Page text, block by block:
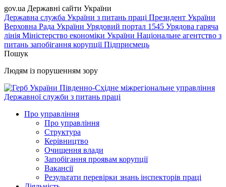
gov.ua Державні сайти України
Державна служба України з питань праці Президент України
Верховна Рада України Урядовий портал 1545 Урядова гаряча
лінія Міністерство економіки України Національне агентство з
питань запобігання корупціїПідприємець
Пошук
Людям із порушенням зору
Південно-Східне міжрегіональне управління
Державної служби з питань праці
Про управління
Про управління
Структура
Керівництво
Очищення влади
Запобігання проявам корупції
Вакансії
Результати перевірки знань інспекторів праці